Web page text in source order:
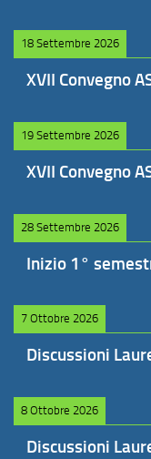
18 Settembre 2026
XVII Convegno
19 Settembre 2026
XVII Convegno
28 Settembre 2026
Inizio 1°
7 Ottobre 2026
Discussioni
8 Ottobre 2026
Discussioni